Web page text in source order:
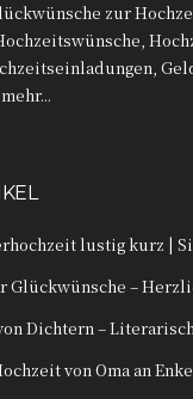
zur
lustig kurz |
Glückwünsche –
Dichtern –
von Oma an